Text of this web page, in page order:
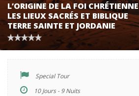
L’ORIGINE DE LA FOI CHRÉTIENNE
LES LIEUX SACRÉS ET BIBLIQUE
TERRE SAINTE ET JORDANIE
Special Tour
10 Jours - 9 Nuits